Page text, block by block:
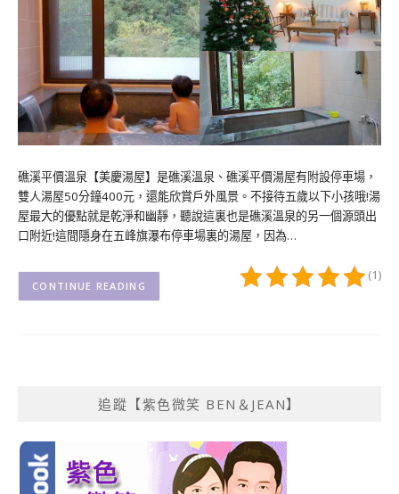
礁溪平價溫泉【美慶湯屋】是礁溪溫泉、礁溪平價湯屋有附設停車場，
雙人湯屋50分鐘400元，還能欣賞戶外風景。不接待五歲以下小孩哦!湯
屋最大的優點就是乾淨和幽靜，聽說這裏也是礁溪溫泉的另一個源頭出
口附近!這間隱身在五峰旗瀑布停車場裏的湯屋，因為…
(1)
CONTINUE READING
追蹤【紫色微笑 BEN＆JEAN】